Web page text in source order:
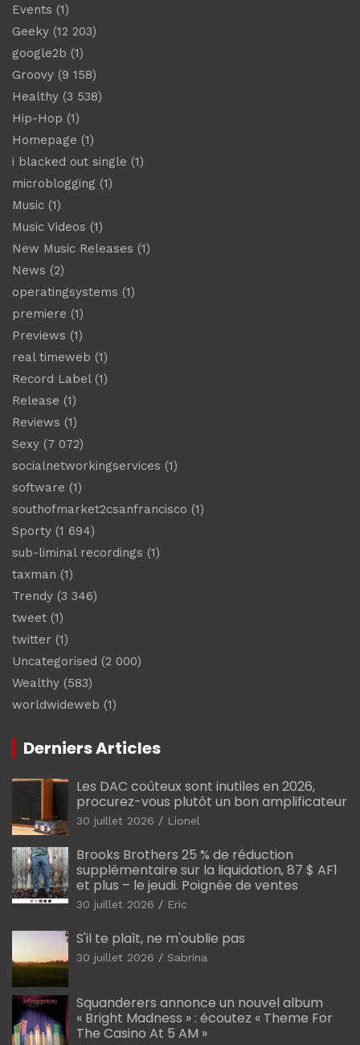
Events (1)
Geeky (12 203)
google2b (1)
Groovy (9 158)
Healthy (3 538)
Hip-Hop (1)
Homepage (1)
i blacked out single (1)
microblogging (1)
Music (1)
Music Videos (1)
New Music Releases (1)
News (2)
operatingsystems (1)
premiere (1)
Previews (1)
real timeweb (1)
Record Label(1)
Release (1)
Reviews (1)
Sexy (7 072)
socialnetworkingservices (1)
software (1)
southofmarket2csanfrancisco (1)
Sporty (1 694)
sub-liminal recordings (1)
taxman (1)
Trendy (3 346)
tweet (1)
twitter (1)
Uncategorised (2 000)
Wealthy (583)
worldwideweb (1)
Derniers Articles
Les DAC coûteux sont inutiles en 2026,
procurez-vous plutôt un bon amplificateur
30 juillet 2026 Lionel
Brooks Brothers 25 % de réduction
supplémentaire sur la liquidation, 87 $ AF1
et plus – le jeudi. Poignée de ventes
30 juillet 2026 Eric
S'il te plaît, ne m'oublie pas
30 juillet 2026 Sabrina
Squanderers annonce un nouvel album
« Bright Madness » : écoutez « Theme For
The Casino At 5 AM »